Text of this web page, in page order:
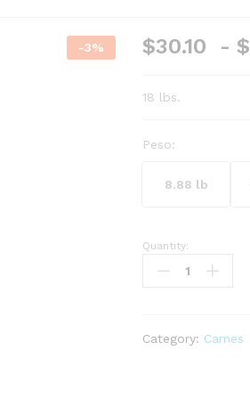
-3% $30.10 - $
18 lbs.
Peso:
8.88 lb
Lomo
y
Quantity:
Category: Carnes